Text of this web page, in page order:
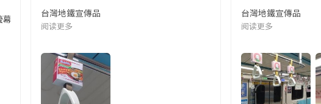
啦!這次的劇本改編自同名網絡漫畫,故事主軸圍繞女主角柳寶娜 —— 表面上是一
台灣地鐵宣傳品
阅读更多
台灣地鐵宣傳品
阅读更多